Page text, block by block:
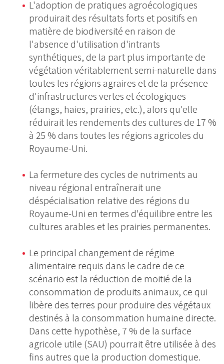
L'adoption de pratiques agroécologiques
produirait des résultats forts et positifs en
matière de biodiversité en raison de
l'absence d'utilisation d'intrants
synthétiques, de la part plus importante de
végétation véritablement semi-naturelle dans
toutes les régions agraires et de la présence
d'infrastructures vertes et écologiques
(étangs, haies, prairies, etc.), alors qu'elle
réduirait les rendements des cultures de 17 %
à 25 % dans toutes les régions agricoles du
Royaume-Uni.
La fermeture des cycles de nutriments au
niveau régional entraînerait une
déspécialisation relative des régions du
Royaume-Uni en termes d'équilibre entre les
cultures arables et les prairies permanentes.
Le principal changement de régime
alimentaire requis dans le cadre de ce
scénario est la réduction de moitié de la
consommation de produits animaux, ce qui
libère des terres pour produire des végétaux
destinés à la consommation humaine directe.
Dans cette hypothèse, 7 % de la surface
agricole utile (SAU) pourrait être utilisée à des
fins autres que la production domestique.